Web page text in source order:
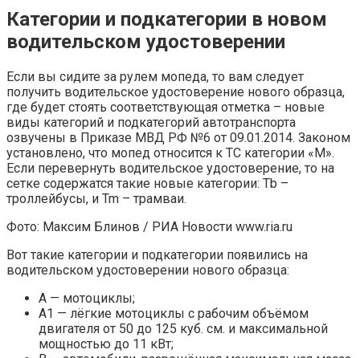
Категории и подкатегории в новом
водительском удостоверении
Если вы сидите за рулем мопеда, то вам следует
получить водительское удостоверение нового образца,
где будет стоять соответствующая отметка – новые
виды категорий и подкатегорий автотранспорта
озвучены в Приказе МВД РФ №6 от 09.01.2014. Законом
установлено, что мопед относится к ТС категории «М».
Если перевернуть водительское удостоверение, то на
сетке содержатся такие новые категории: Tb –
троллейбусы, и Tm – трамваи.
Фото: Максим Блинов / РИА Новости www.ria.ru
Вот такие категории и подкатегории появились на
водительском удостоверении нового образца:
А — мотоциклы;
А1 — лёгкие мотоциклы с рабочим объёмом
двигателя от 50 до 125 куб. см. и максимальной
мощностью до 11 кВт;